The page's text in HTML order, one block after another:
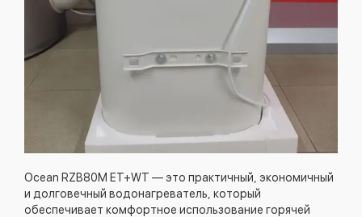
Ocean RZB80M ET+WT — это практичный, экономичный
и долговечный водонагреватель, который
обеспечивает комфортное использование горячей